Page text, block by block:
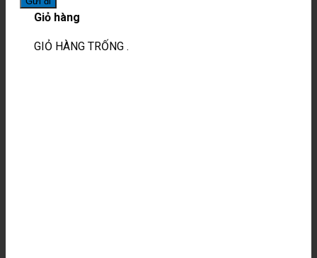
Giỏ hàng
GIỎ HÀNG TRỐNG .